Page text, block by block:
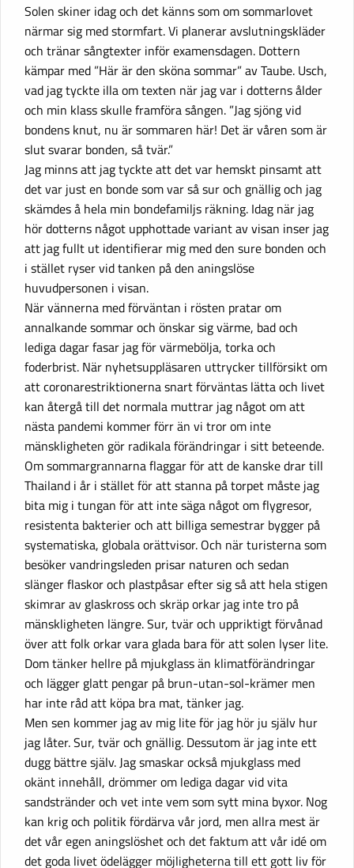
Solen skiner idag och det känns som om sommarlovet
närmar sig med stormfart. Vi planerar avslutningskläder
och tränar sångtexter inför examensdagen. Dottern
kämpar med ”Här är den sköna sommar” av Taube. Usch,
vad jag tyckte illa om texten när jag var i dotterns ålder
och min klass skulle framföra sången. ”Jag sjöng vid
bondens knut, nu är sommaren här! Det är våren som är
slut svarar bonden, så tvär.”
Jag minns att jag tyckte att det var hemskt pinsamt att
det var just en bonde som var så sur och gnällig och jag
skämdes å hela min bondefamiljs räkning. Idag när jag
hör dotterns något upphottade variant av visan inser jag
att jag fullt ut identifierar mig med den sure bonden och
i stället ryser vid tanken på den aningslöse
huvudpersonen i visan.
När vännerna med förväntan i rösten pratar om
annalkande sommar och önskar sig värme, bad och
lediga dagar fasar jag för värmebölja, torka och
foderbrist. När nyhetsuppläsaren uttrycker tillförsikt om
att coronarestriktionerna snart förväntas lätta och livet
kan återgå till det normala muttrar jag något om att
nästa pandemi kommer förr än vi tror om inte
mänskligheten gör radikala förändringar i sitt beteende.
Om sommargrannarna flaggar för att de kanske drar till
Thailand i år i stället för att stanna på torpet måste jag
bita mig i tungan för att inte säga något om flygresor,
resistenta bakterier och att billiga semestrar bygger på
systematiska, globala orättvisor. Och när turisterna som
besöker vandringsleden prisar naturen och sedan
slänger flaskor och plastpåsar efter sig så att hela stigen
skimrar av glaskross och skräp orkar jag inte tro på
mänskligheten längre. Sur, tvär och uppriktigt förvånad
över att folk orkar vara glada bara för att solen lyser lite.
Dom tänker hellre på mjukglass än klimatförändringar
och lägger glatt pengar på brun-utan-sol-krämer men
har inte råd att köpa bra mat, tänker jag.
Men sen kommer jag av mig lite för jag hör ju själv hur
jag låter. Sur, tvär och gnällig. Dessutom är jag inte ett
dugg bättre själv. Jag smaskar också mjukglass med
okänt innehåll, drömmer om lediga dagar vid vita
sandstränder och vet inte vem som sytt mina byxor. Nog
kan krig och politik fördärva vår jord, men allra mest är
det vår egen aningslöshet och det faktum att vår idé om
det goda livet ödelägger möjligheterna till ett gott liv för